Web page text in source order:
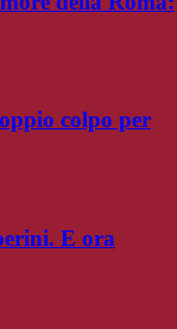
colpo per
E ora